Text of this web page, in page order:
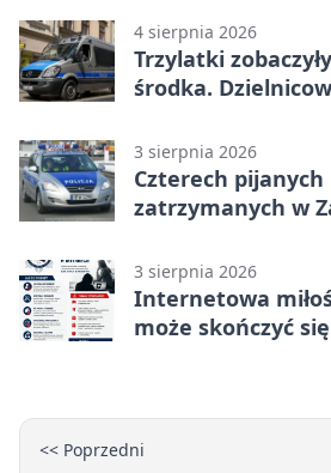
4 sierpnia 2026
Trzylatki
środka.
3 sierpnia 2026
Czterech
zatrzymanych w
3 sierpnia 2026
Internetowa
może skończyć
<< Poprzedni